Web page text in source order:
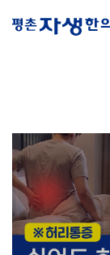
추천 검색어